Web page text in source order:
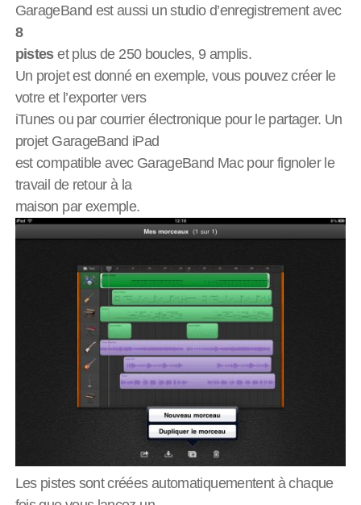
GarageBand est aussi un studio d’enregistrement avec
8
pisteset plus de 250 boucles, 9 amplis.
Un projet est donné en exemple, vous pouvez créer le
votre et l’exporter vers
iTunes ou par courrier électronique pour le partager. Un
projet GarageBand iPad
est compatible avec GarageBand Mac pour fignoler le
travail de retour à la
maison par exemple.
Les pistes sont créées automatiquementent à chaque